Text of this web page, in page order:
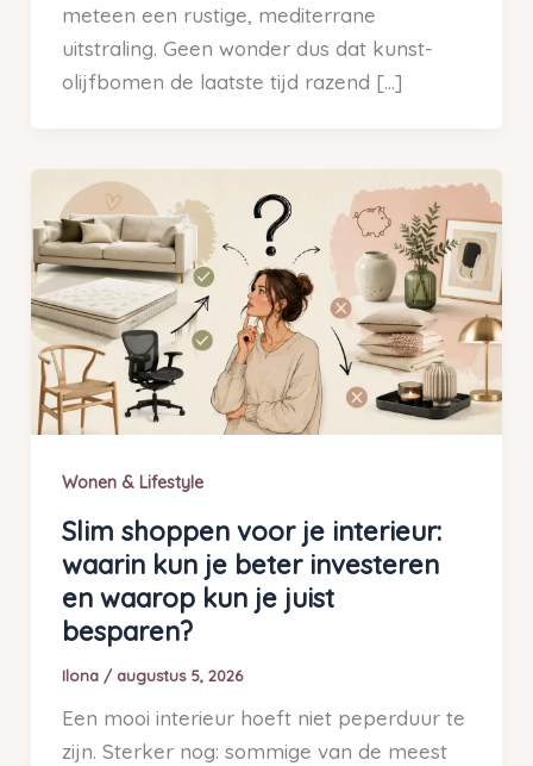
meteen een rustige, mediterrane
uitstraling. Geen wonder dus dat kunst-
olijfbomen de laatste tijd razend […]
Wonen & Lifestyle
Slim shoppen voor je interieur:
waarin kun je beter investeren
en waarop kun je juist
besparen?
Ilona / augustus 5, 2026
Een mooi interieur hoeft niet peperduur te
zijn. Sterker nog: sommige van de meest